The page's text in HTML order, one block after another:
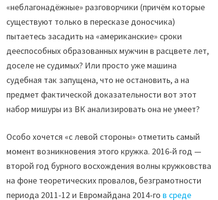
«неблагонадёжные» разговорчики (причём которые
существуют только в пересказе доносчика)
пытаетесь засадить на «американские» сроки
дееспособных образованных мужчин в расцвете лет,
доселе не судимых? Или просто уже машина
судебная так запущена, что не остановить, а на
предмет фактической доказательности вот этот
набор мишуры из ВК анализировать она не умеет?
Особо хочется «с левой стороны» отметить самый
момент возникновения этого кружка. 2016-й год —
второй год бурного восхождения волны кружковства
на фоне теоретических провалов, безграмотности
периода 2011-12 и Евромайдана 2014-го в среде